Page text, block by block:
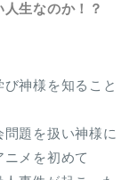
生なのか！？
神様を知ること
題を扱い神様に
メを初めて